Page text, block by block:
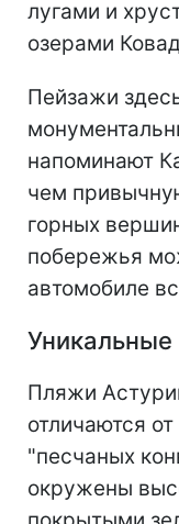
лугами и
озерами
Пейзажи
напоминают
чем
горных
побережья
автомобиле
Уникальные
Пляжи
отличаются
"песчаных
окружены